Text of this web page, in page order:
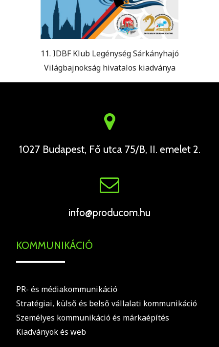
11. IDBF Klub Legénység Sárkányhajó
Világbajnokság hivatalos kiadványa
1027 Budapest, Fő utca 75/B, II. emelet 2.
info@producom.hu
KOMMUNIKÁCIÓ
PR- és médiakommunikáció
Stratégiai, külső és belső vállalati kommunikáció
Személyes kommunikáció és márkaépítés
Kiadványok és web